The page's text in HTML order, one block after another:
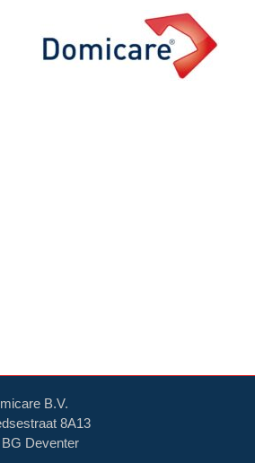
B.V.
8A13
Deventer